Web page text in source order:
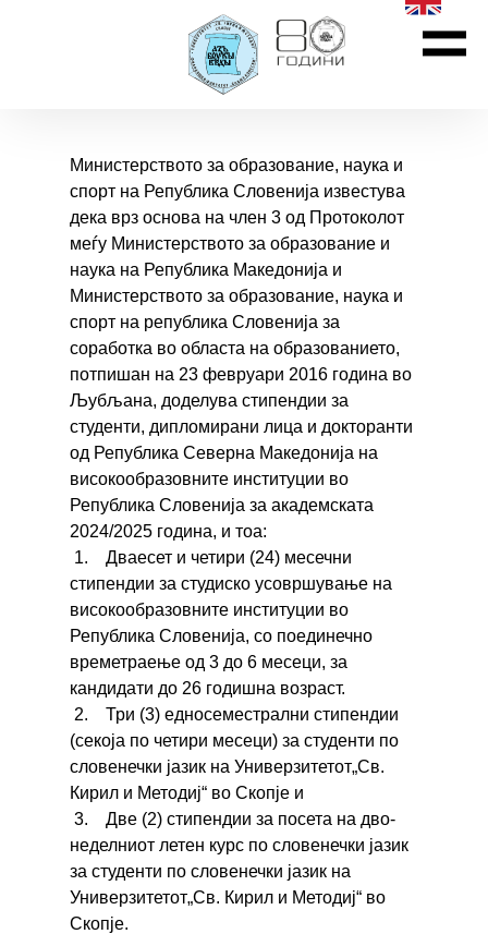
Министерството за образование, наука и
спорт на Република Словенија известува
дека врз основа на член 3 од Протоколот
меѓу Министерството за образование и
наука на Република Македонија и
Министерството за образование, наука и
спорт на република Словенија за
соработка во областа на образованието,
потпишан на 23 февруари 2016 година во
Љубљана, доделува стипендии за
студенти, дипломирани лица и докторанти
од Република Северна Македонија на
високообразовните институции во
Република Словенија за академската
2024/2025 година, и тоа:
1. Дваесет и четири (24) месечни
стипендии за студиско усовршување на
високообразовните институции во
Република Словенија, со поединечно
времетраење од 3 до 6 месеци, за
кандидати до 26 годишна возраст.
2. Три (3) едносеместрални стипендии
(секоја по четири месеци) за студенти по
словенечки јазик на Универзитетот„Св.
Кирил и Методиј“ во Скопје и
3. Две (2) стипендии за посета на дво-
неделниот летен курс по словенечки јазик
за студенти по словенечки јазик на
Универзитетот„Св. Кирил и Методиј“ во
Скопје.